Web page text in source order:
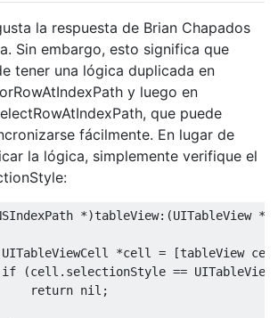
la respuesta de Brian Chapados
Sin embargo, esto significa que
tener una lógica duplicada en
y luego en
que puede
fácilmente. En lugar de
la lógica, simplemente verifique el
*)tableView:(UITableView *)
UITableViewCell
*cell = [tableView
if
(cell . selectionStyle ==
return nil ;